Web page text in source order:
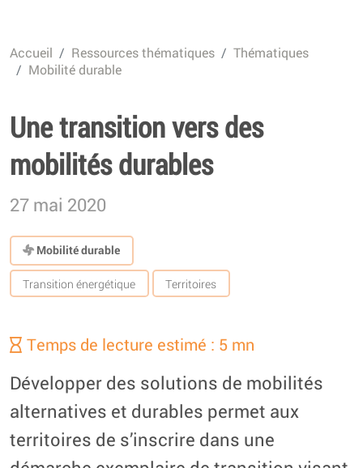
Accueil Ressources thématiques
Thématiques
Mobilité durable
Une transition vers des
mobilités durables
27 mai 2020
Mobilité durable
Transition énergétique Territoires
Temps de lecture estimé : 5 mn
Développer des solutions de mobilités
alternatives et durables permet aux
territoires de s’inscrire dans une